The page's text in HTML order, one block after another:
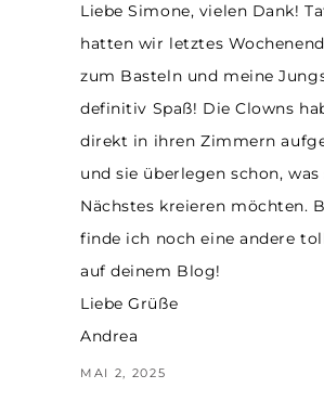
Liebe Simone, vielen Dank!
hatten wir letztes
zum Basteln und meine
definitiv Spaß! Die Clowns
direkt in ihren Zimmern
und sie überlegen schon, was
Nächstes kreieren möchten.
finde ich noch eine andere
auf deinem Blog!
Liebe Grüße
Andrea
MAI 2, 2025